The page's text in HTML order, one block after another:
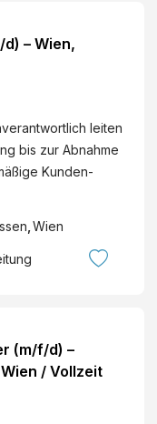
– Wien,
leiten
bis zur Abnahme
Kunden-
Wien
(m/f/d) –
/ Vollzeit